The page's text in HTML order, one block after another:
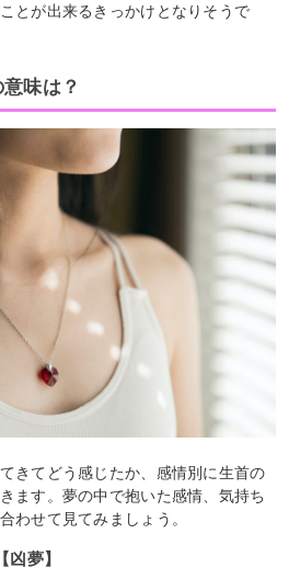
とが出来るきっかけとなりそうで
味は？
きてどう感じたか、感情別に生首の
ます。夢の中で抱いた感情、気持ち
わせて見てみましょう。
夢】